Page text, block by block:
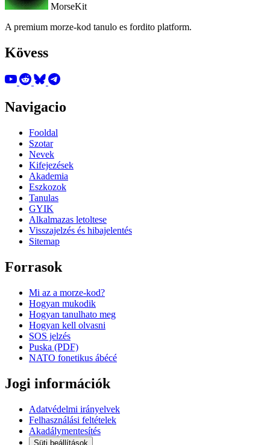
MorseKit
A premium morze-kod tanulo es fordito platform.
Kövess
Navigacio
Fooldal
Szotar
Nevek
Kifejezések
Akademia
Eszkozok
Tanulas
GYIK
Alkalmazas letoltese
Visszajelzés és hibajelentés
Sitemap
Forrasok
Mi az a morze-kod?
Hogyan mukodik
Hogyan tanulhato meg
Hogyan kell olvasni
SOS jelzés
Puska (PDF)
NATO fonetikus ábécé
Jogi információk
Adatvédelmi irányelvek
Felhasználási feltételek
Akadálymentesítés
Süti beállítások